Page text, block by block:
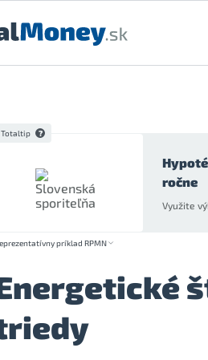
Totaltip
ročne
Využite
príklad RPMN